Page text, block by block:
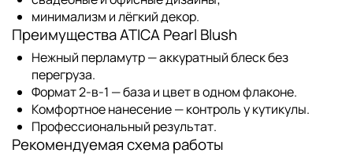
минимализм и лёгкий декор.
Преимущества ATICA Pearl Blush
Нежный перламутр— аккуратный блеск без
перегруза.
Формат 2-в-1 — база и цвет в одном флаконе.
Комфортное нанесение— контроль у кутикулы.
Профессиональный результат.
Рекомендуемая схема работы